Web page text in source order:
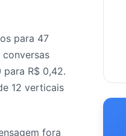
para 47
conversas
R$ 0,42.
12 verticais
fora